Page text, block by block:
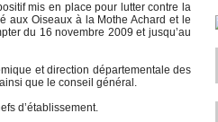
mis en place pour lutter contre la
aux Oiseaux à la Mothe Achard et le
du 16 novembre 2009 et jusqu’au
et direction départementale des
que le conseil général.
d’établissement.